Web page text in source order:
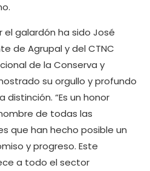
el galardón ha sido José
de Agrupal y del CTNC
de la Conserva y
su orgullo y profundo
“Es un honor
de todas las
que han hecho posible un
y progreso. Este
a todo el sector